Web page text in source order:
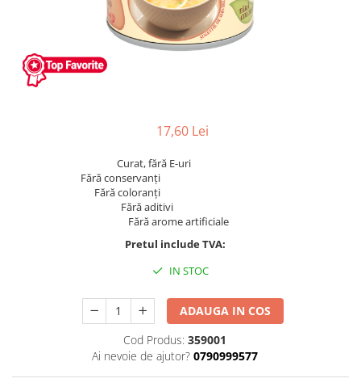
17,60 Lei
Curat, fără E-uri
Fără conservanți
Fără coloranți
Fără aditivi
Fără arome artificiale
Pretul include TVA:
IN STOC
ADAUGA IN COS
Cod Produs: 359001
Ai nevoie de ajutor? 0790999577